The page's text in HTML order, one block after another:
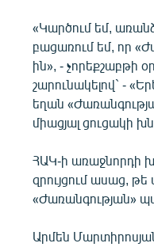
«Կարծում եմ,
բացառում եմ, որ
ին», - չորեքշաբթի
շարունակելով` -
եղան
միացյալ ցուցակի
ՀԱԿ-ի առաջնորդի
զրույցում ասաց, թե
«Ժառանգության»
Արմեն